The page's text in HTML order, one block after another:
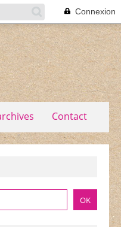
Connexion
Contact